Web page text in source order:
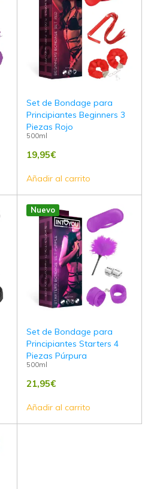
Set de Bondage para
Principiantes Beginners 3
Piezas Rojo
500ml
19,95€
Añadir al carrito
Nuevo
Set de Bondage para
Principiantes Starters 4
Piezas Púrpura
500ml
21,95€
Añadir al carrito